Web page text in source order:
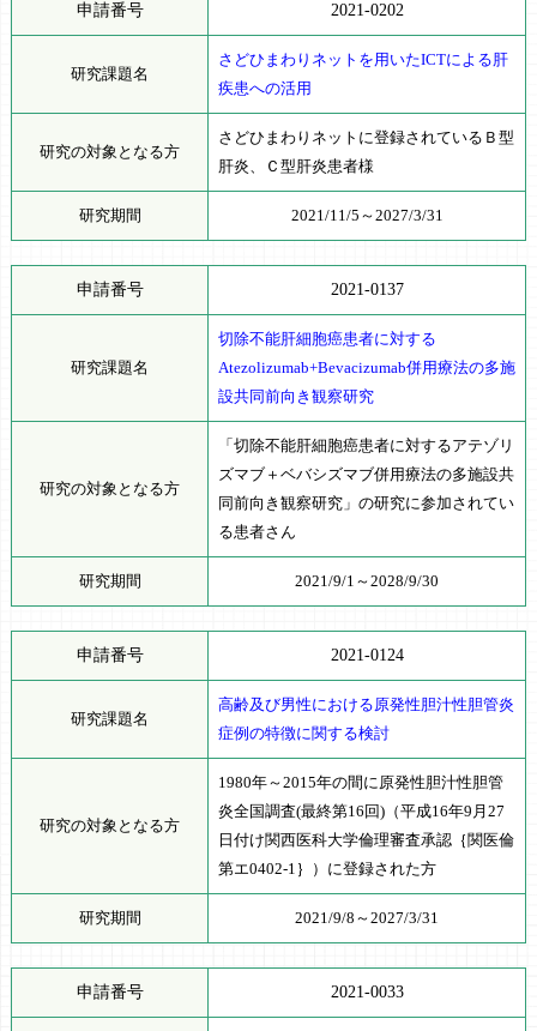
申請番号 2021-0202
研究課題名
さどひまわりネットを用いたICTによる肝
疾患への活用
研究の対象となる方
さどひまわりネットに登録されているＢ型
肝炎、Ｃ型肝炎患者様
研究期間 2021/11/5～2027/3/31
申請番号 2021-0137
研究課題名
切除不能肝細胞癌患者に対する
Atezolizumab+Bevacizumab併用療法の多施
設共同前向き観察研究
研究の対象となる方
「切除不能肝細胞癌患者に対するアテゾリ
ズマブ＋ベバシズマブ併用療法の多施設共
同前向き観察研究」の研究に参加されてい
る患者さん
研究期間 2021/9/1～2028/9/30
申請番号 2021-0124
研究課題名
高齢及び男性における原発性胆汁性胆管炎
症例の特徴に関する検討
研究の対象となる方
1980年～2015年の間に原発性胆汁性胆管
炎全国調査(最終第16回)（平成16年9月27
日付け関西医科大学倫理審査承認｛関医倫
第エ0402-1｝）に登録された方
研究期間 2021/9/8～2027/3/31
申請番号 2021-0033